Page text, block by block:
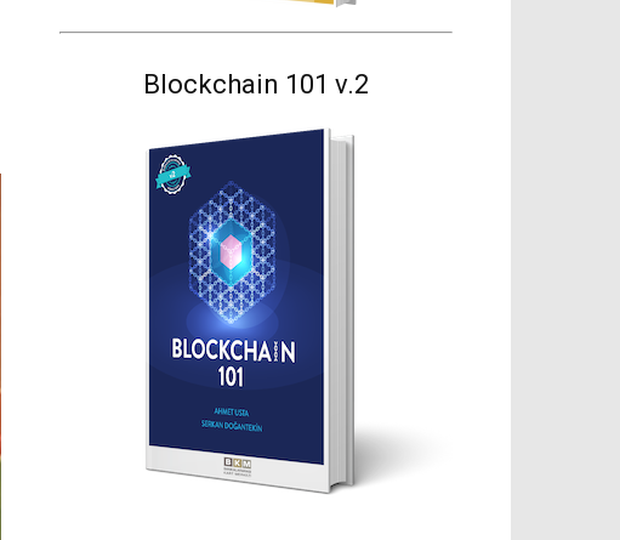
Blockchain 101 v.2